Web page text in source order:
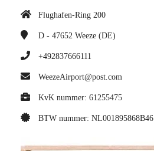
Flughafen-Ring 200
D - 47652 Weeze (DE)
+492837666111
WeezeAirport@post.com
KvK nummer: 61255475
BTW nummer: NL001895868B46